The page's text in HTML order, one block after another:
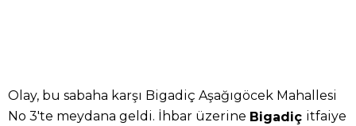
Olay, bu sabaha karşı Bigadiç Aşağıgöcek Mahallesi
No 3'te meydana geldi. İhbar üzerine Bigadiç itfaiye